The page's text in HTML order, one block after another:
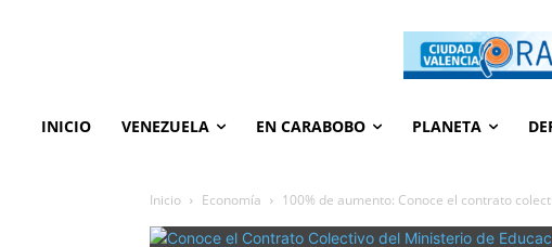
INICIO VENEZUELA EN CARABOBO PLANETA
Inicio Economía 100% de aumento: Conoce el contrato